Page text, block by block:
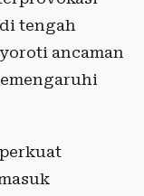
tengah
ancaman